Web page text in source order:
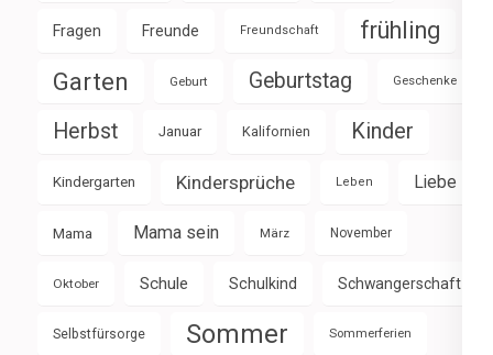
Fragen Freunde Freundschaft frühling
Garten Geburt Geburtstag Geschenke
Herbst Januar Kalifornien Kinder
Kindergarten Kindersprüche Leben Liebe
Mama Mama sein März November
Oktober Schule Schulkind Schwangerschaft
Selbstfürsorge Sommer Sommerferien